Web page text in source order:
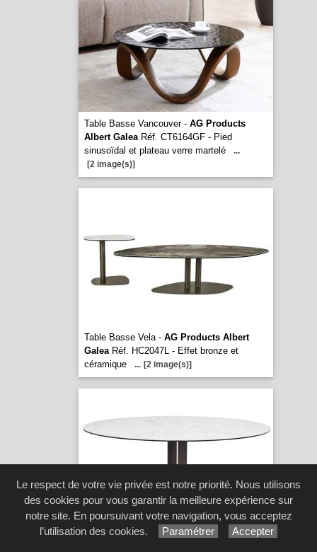
Table Basse Vancouver - AG Products
Albert GaleaRéf. CT6164GF - Pied
sinusoïdal et plateau verre martelé
...
[2 image(s)]
Table Basse Vela - AG Products Albert
GaleaRéf. HC2047L - Effet bronze et
céramique
... [2 image(s)]
Table Basse Venus -AG Products Albert
Réf. ZK2017CT - Piétement triple,
Le respect de votre vie privée est notre priorité. Nous utilisons
des cookies pour vous garantir la meilleure expérience sur
notre site. En poursuivant votre navigation, vous acceptez
l’utilisation des cookies.
Paramétrer Accepter